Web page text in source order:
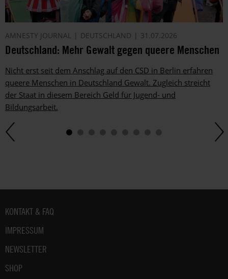
AMNESTY JOURNAL DEUTSCHLAND 31.07.2026
Deutschland: Mehr Gewalt gegen queere Menschen
Nicht erst seit dem Anschlag auf den CSD in Berlin erfahren
queere Menschen in Deutschland Gewalt. Zugleich streicht
der Staat in diesem Bereich Geld für Jugend- und
Bildungsarbeit.
Fußbereich
KONTAKT & FAQ
IMPRESSUM
NEWSLETTER
SHOP